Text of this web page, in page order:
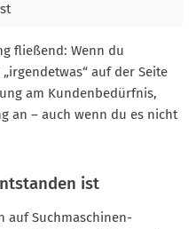
fließend: Wenn du
auf der Seite
am Kundenbedürfnis,
an – auch wenn du es nicht
ist
auf Suchmaschinen-